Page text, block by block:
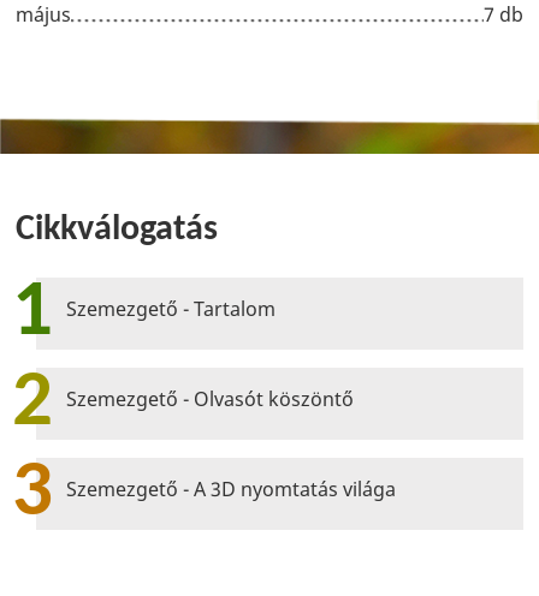
május
7 db
Cikkválogatás
1 Szemezgető - Tartalom
2 Szemezgető - Olvasót köszöntő
3 Szemezgető - A 3D nyomtatás világa